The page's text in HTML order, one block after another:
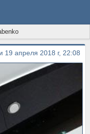
19 апреля 2018 г, 22:08